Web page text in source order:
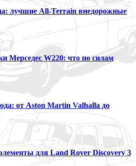
лучшие All-Terrain внедорожные
Мерседес W220: что по силам
от Aston Martin Valhalla до
для Land Rover Discovery 3